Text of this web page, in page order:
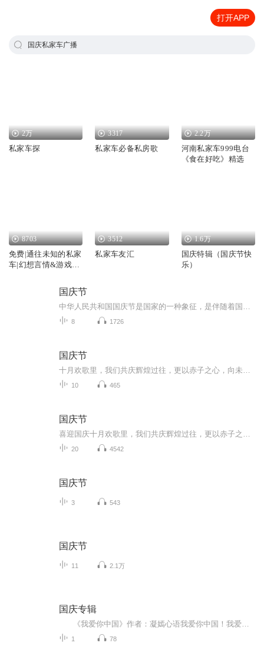
打开APP
国庆私家车广播
2万
私家车探
3317
私家车必备私房歌
2.2万
河南私家车999电台
《食在好吃》精选
8703
免费|通往未知的私家
车|幻想言情&游戏&
3512
私家车友汇
1.6万
国庆特辑（国庆节快
乐）
国庆节
8 1726
国庆节
10 465
国庆节
20 4542
国庆节
3 543
国庆节
11 2.1万
国庆专辑
1 78